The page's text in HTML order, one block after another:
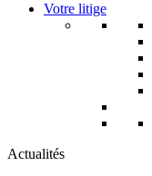
Votre litige
Actualités